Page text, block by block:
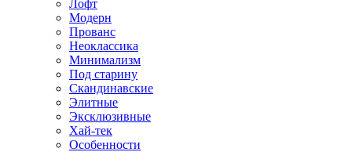
Лофт
Модерн
Прованс
Неоклассика
Минимализм
Под старину
Скандинавские
Элитные
Эксклюзивные
Хай-тек
Особенности